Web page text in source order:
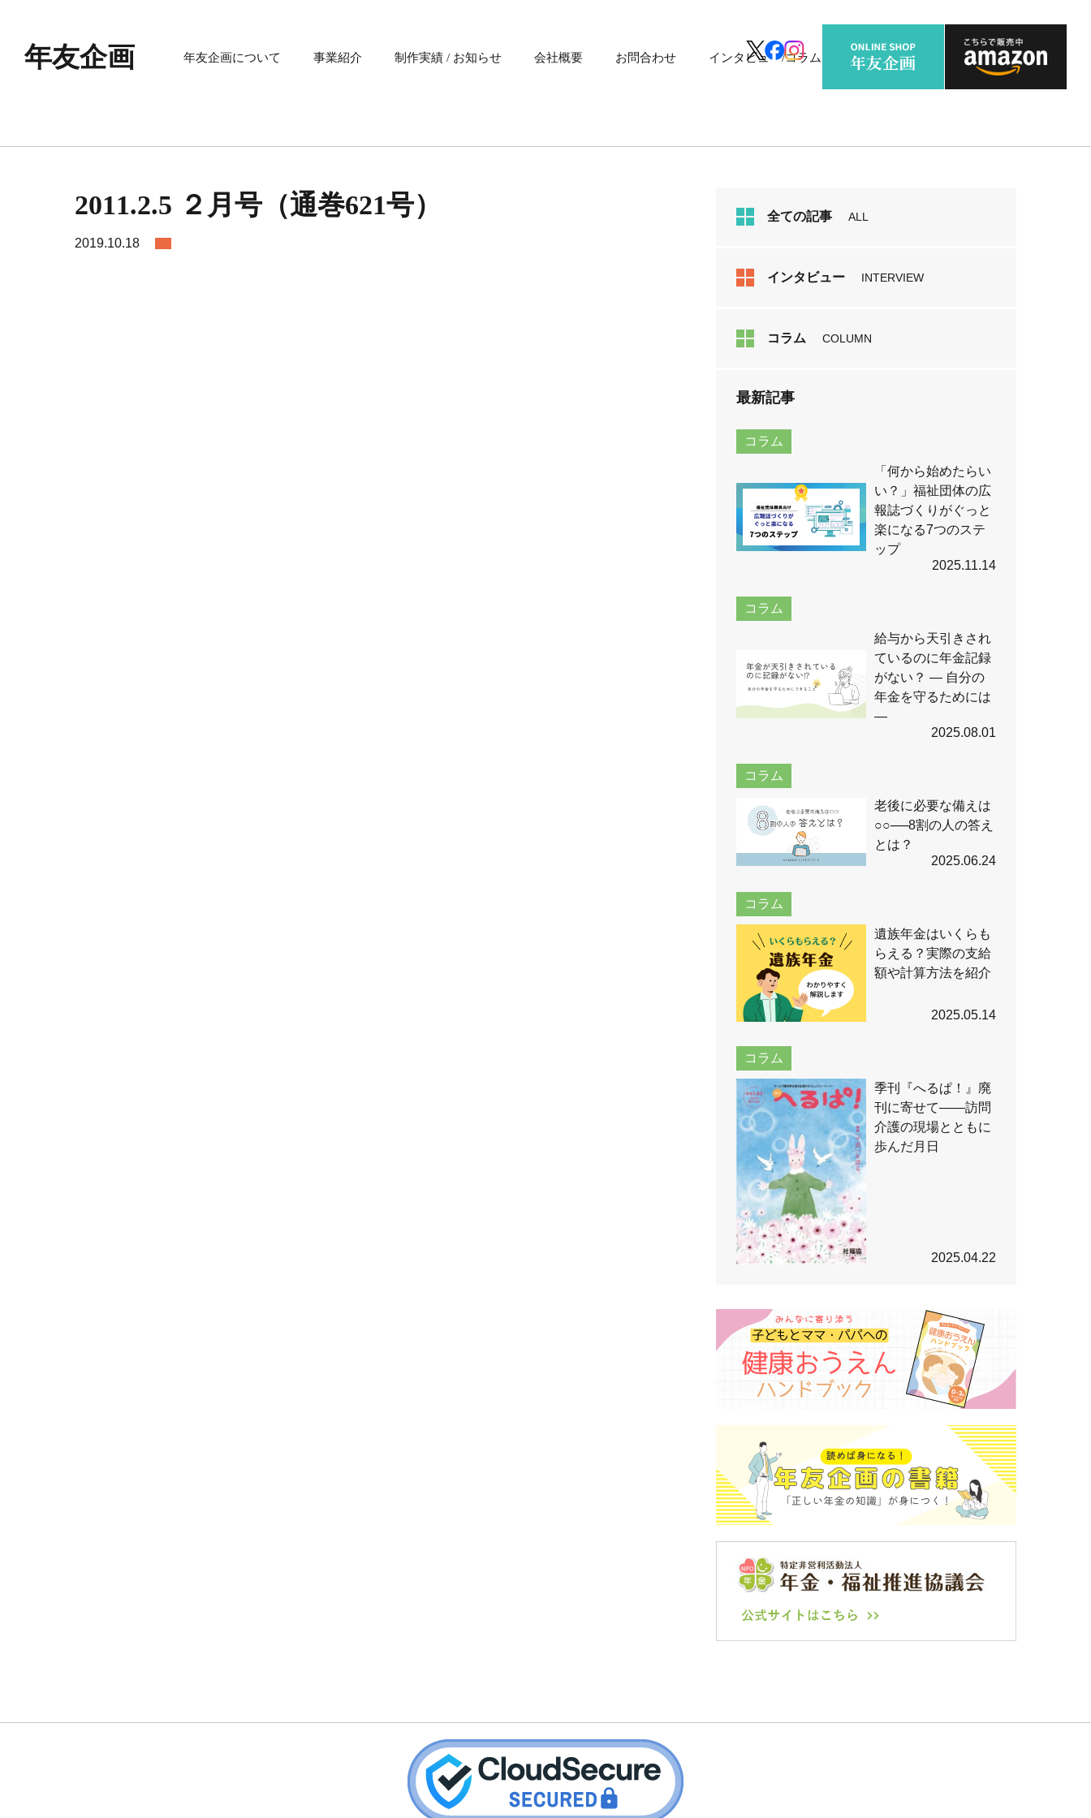
年友企画 年友企画について 事業紹介 制作実績 / お知らせ 会社概要 お問合わせ インタビュー/コラム
2011.2.5 ２月号（通巻621号）
2019.10.18
全ての記事 ALL
インタビュー INTERVIEW
コラム COLUMN
最新記事
コラム
「何から始めたらい
い？」福祉団体の広
報誌づくりがぐっと
楽になる7つのステ
ップ
2025.11.14
コラム
給与から天引きされ
ているのに年金記録
がない？ ― 自分の
年金を守るためには
―
2025.08.01
コラム
老後に必要な備えは
○○──8割の人の答え
とは？
2025.06.24
コラム
遺族年金はいくらも
らえる？実際の支給
額や計算方法を紹介
2025.05.14
コラム
季刊『へるぱ！』廃
刊に寄せて――訪問
介護の現場とともに
歩んだ月日
2025.04.22